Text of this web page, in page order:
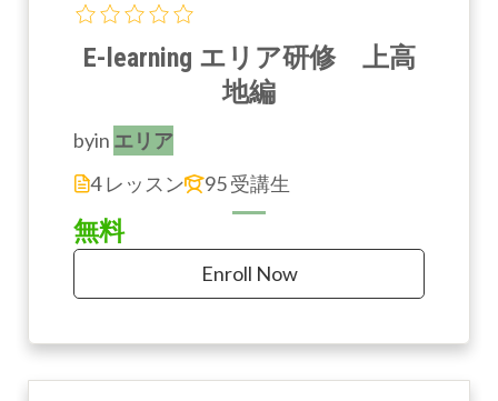
E-learning エリア研修 上高
地編
byin エリア
4 レッスン
95 受講生
無料
Enroll Now